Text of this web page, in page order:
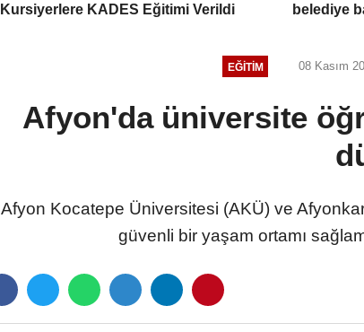
Kursiyerlere KADES Eğitimi Verildi
belediye
EĞITIM 08 Kasım
Afyon'da üniversite
Afyon Kocatepe Üniversitesi (AKÜ) ve
güvenli bir yaşam ortamı